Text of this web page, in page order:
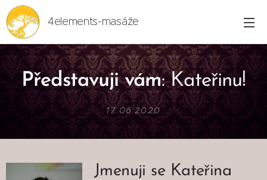
4elements-masáže
Představuji vám: Kateřinu!
17.06.2020
Jmenuji se Kateřina